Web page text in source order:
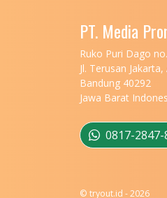
PT. Media
Ruko Puri Dago
Jl. Terusan
Bandung 40292
Jawa Barat
0817-2847-
© tryout.id - 2026